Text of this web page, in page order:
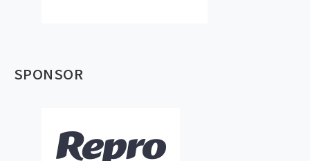
SPONSOR